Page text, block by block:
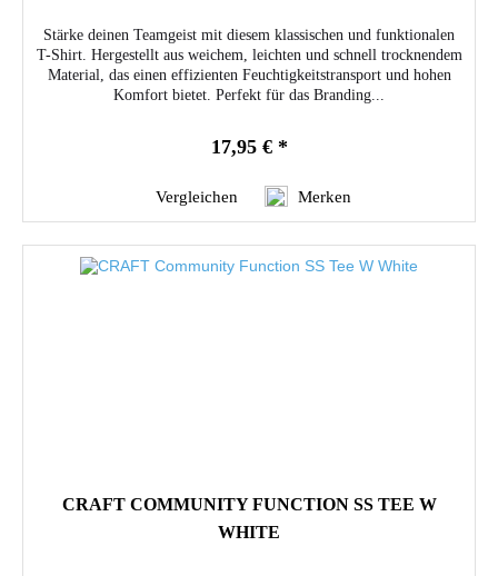
Stärke deinen Teamgeist mit diesem klassischen und funktionalen
T-Shirt. Hergestellt aus weichem, leichten und schnell trocknendem
Material, das einen effizienten Feuchtigkeitstransport und hohen
Komfort bietet. Perfekt für das Branding...
17,95 € *
Vergleichen Merken
CRAFT COMMUNITY FUNCTION SS TEE W
WHITE